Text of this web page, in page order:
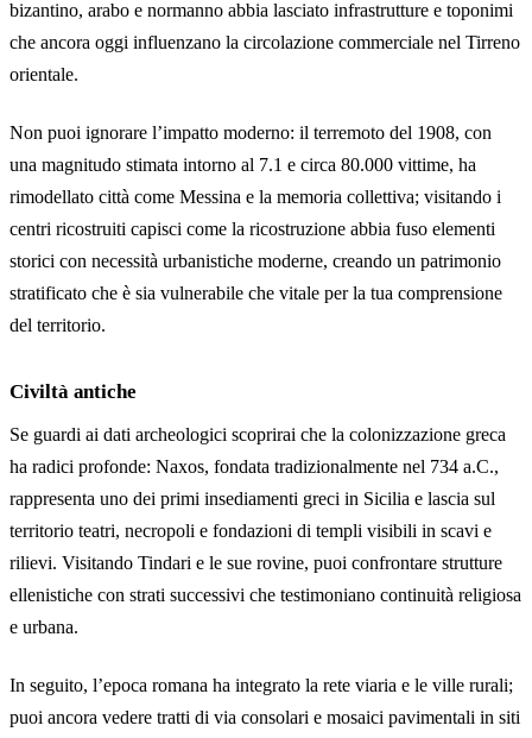
bizantino, arabo e normanno abbia lasciato infrastrutture e toponimi
che ancora oggi influenzano la circolazione commerciale nel Tirreno
orientale.
Non puoi ignorare l’impatto moderno: il terremoto del 1908, con
una magnitudo stimata intorno al 7.1 e circa 80.000 vittime, ha
rimodellato città come Messina e la memoria collettiva; visitando i
centri ricostruiti capisci come la ricostruzione abbia fuso elementi
storici con necessità urbanistiche moderne, creando un patrimonio
stratificato che è sia vulnerabile che vitale per la tua comprensione
del territorio.
Civiltà antiche
Se guardi ai dati archeologici scoprirai che la colonizzazione greca
ha radici profonde: Naxos, fondata tradizionalmente nel 734 a.C.,
rappresenta uno dei primi insediamenti greci in Sicilia e lascia sul
territorio teatri, necropoli e fondazioni di templi visibili in scavi e
rilievi. Visitando Tindari e le sue rovine, puoi confrontare strutture
ellenistiche con strati successivi che testimoniano continuità religiosa
e urbana.
In seguito, l’epoca romana ha integrato la rete viaria e le ville rurali;
puoi ancora vedere tratti di via consolari e mosaici pavimentali in siti